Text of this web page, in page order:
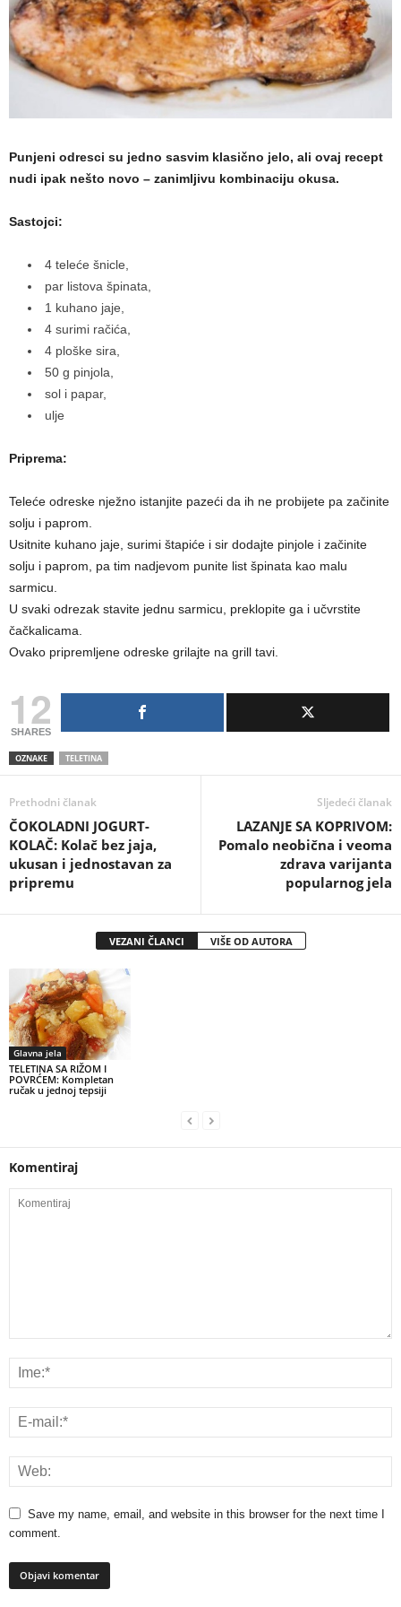
Punjeni odresci su jedno sasvim klasično jelo, ali ovaj recept
nudi ipak nešto novo – zanimljivu kombinaciju okusa.
Sastojci:
4 teleće šnicle,
par listova špinata,
1 kuhano jaje,
4 surimi račića,
4 ploške sira,
50 g pinjola,
sol i papar,
ulje
Priprema:
Teleće odreske nježno istanjite pazeći da ih ne probijete pa začinite
solju i paprom.
Usitnite kuhano jaje, surimi štapiće i sir dodajte pinjole i začinite
solju i paprom, pa tim nadjevom punite list špinata kao malu
sarmicu.
U svaki odrezak stavite jednu sarmicu, preklopite ga i učvrstite
čačkalicama.
Ovako pripremljene odreske grilajte na grill tavi.
12
SHARES
OZNAKE TELETINA
Prethodni članak
ČOKOLADNI JOGURT-
KOLAČ: Kolač bez jaja,
ukusan i jednostavan za
pripremu
Sljedeći članak
LAZANJE SA KOPRIVOM:
Pomalo neobična i veoma
zdrava varijanta
popularnog jela
VEZANI ČLANCI VIŠE OD AUTORA
Glavna jela
TELETINA SA RIŽOM I
POVRĆEM: Kompletan
ručak u jednoj tepsiji
Komentiraj
Save my name, email, and website in this browser for the next time I
comment.